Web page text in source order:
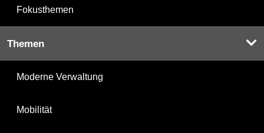
Fokusthemen
Themen
Moderne Verwaltung
Mobilität